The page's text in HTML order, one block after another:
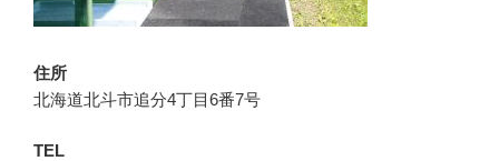
住所
北海道北斗市追分4丁目6番7号
TEL